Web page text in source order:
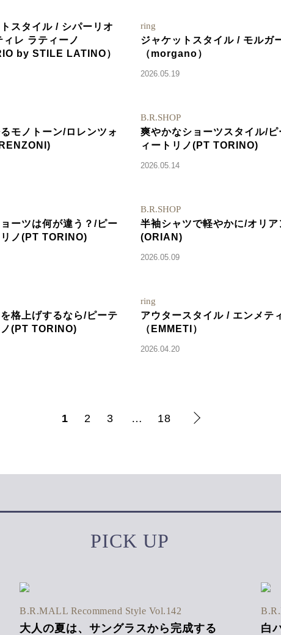
スタイル / シパーリオ
ィレ ラティーノ
by STILE LATINO）
モノトーン/ロレンツォ
ーツは何が違う？/ピー
ノ(PT TORINO)
格上げするなら/ピーテ
(PT TORINO)
ring
ジャケットスタイル / モルガ
（morgano）
2026.05.19
B.R.SHOP
爽やかなショーツスタイル/ピ
ィートリノ(PT TORINO)
2026.05.14
B.R.SHOP
半袖シャツで軽やかに/オリア
(ORIAN)
2026.05.09
ring
アウタースタイル / エンメテ
（EMMETI）
2026.04.20
1 2 3 … 18
PICK UP
B.R.MALL Recommend Style Vol.142
大人の夏は、サングラスから完成する 白